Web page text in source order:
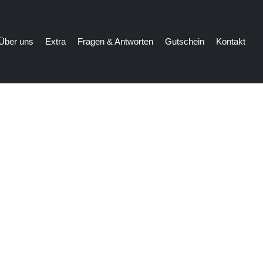
uns Extra Fragen & Antworten Gutschein Kontakt